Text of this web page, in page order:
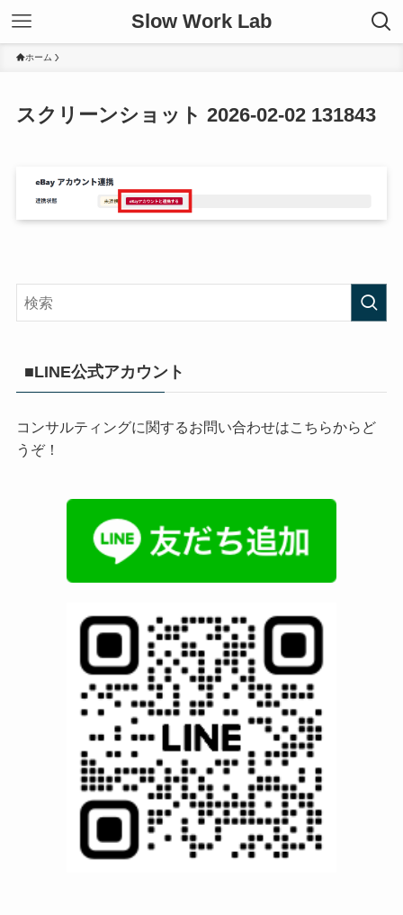
Slow Work Lab
ホーム
スクリーンショット 2026-02-02 131843
■LINE公式アカウント
コンサルティングに関するお問い合わせはこちらからど
うぞ！